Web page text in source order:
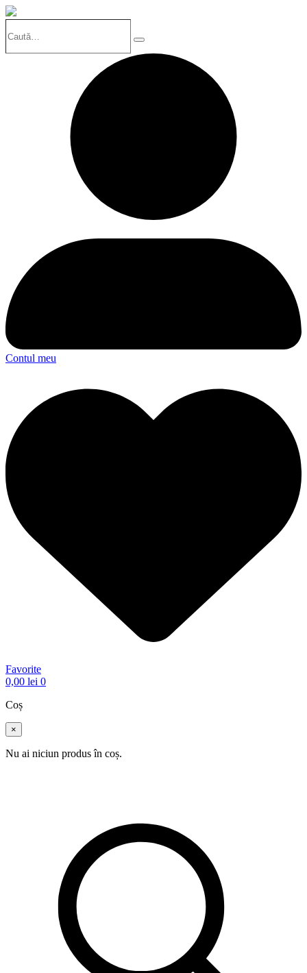
Search
Contul meu
Favorite
0,00 lei 0
Coș
×
Nu ai niciun produs în coș.